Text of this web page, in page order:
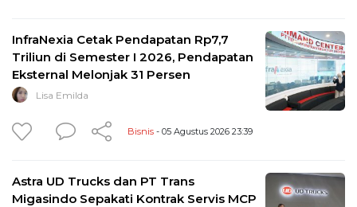
InfraNexia Cetak Pendapatan Rp7,7
Triliun di Semester I 2026, Pendapatan
Eksternal Melonjak 31 Persen
Lisa Emilda
Bisnis - 05 Agustus 2026 23:39
Astra UD Trucks dan PT Trans
Migasindo Sepakati Kontrak Servis MCP